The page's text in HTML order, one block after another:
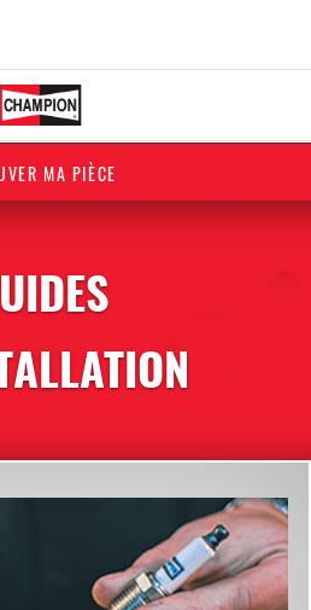
MA PIÈCE